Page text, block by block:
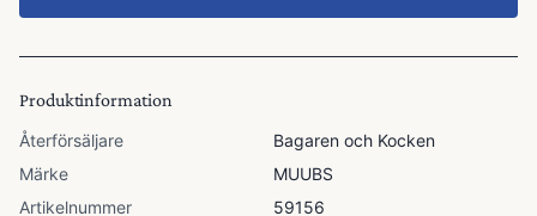
Produktinformation
Återförsäljare
Bagaren och Kocken
Märke
MUUBS
Artikelnummer
59156